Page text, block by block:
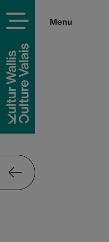
Menu